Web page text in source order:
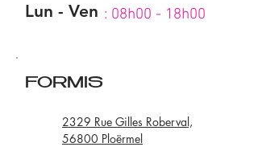
Lun - Ven : 08h00 - 18h00
FORMIS
2329 Rue Gilles Roberval,
56800 Ploërmel